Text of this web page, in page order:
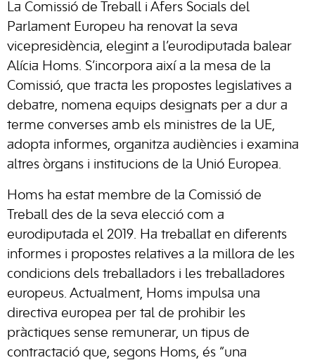
La Comissió de Treball i Afers Socials del
Parlament Europeu ha renovat la seva
vicepresidència, elegint a l’eurodiputada balear
Alícia Homs. S’incorpora així a la mesa de la
Comissió, que tracta les propostes legislatives a
debatre, nomena equips designats per a dur a
terme converses amb els ministres de la UE,
adopta informes, organitza audiències i examina
altres òrgans i institucions de la Unió Europea.
Homs ha estat membre de la Comissió de
Treball des de la seva elecció com a
eurodiputada el 2019. Ha treballat en diferents
informes i propostes relatives a la millora de les
condicions dels treballadors i les treballadores
europeus. Actualment, Homs impulsa una
directiva europea per tal de prohibir les
pràctiques sense remunerar, un tipus de
contractació que, segons Homs, és “una